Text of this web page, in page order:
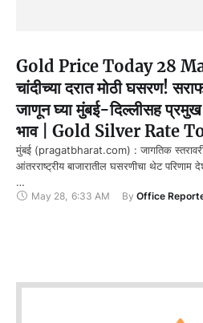
Gold Price Today 28
चांदीच्या दरात मोठी घसरण!
जाणून घ्या मुंबई-दिल्लीसह
भाव | Gold Silver Rate
मुंबई (pragatbharat.com) : जागतिक
आंतरराष्ट्रीय बाजारातील घसरणीचा थेट परिणाम
…
May 28 6:33 AM By Office